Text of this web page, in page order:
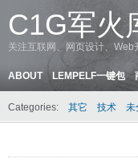
C1G军火
关注互联网、网页设计、
ABOUT LEMPELF一键包
Categories: 其它 技术 未